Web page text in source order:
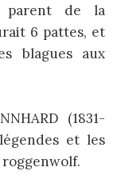
parent de la
6 pattes, et
blagues aux
(1831-
et les